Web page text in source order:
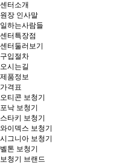
센터소개
원장 인사말
일하는사람들
센터특장점
센터둘러보기
구입절차
오시는길
제품정보
가격표
오티콘 보청기
포낙 보청기
스타키 보청기
와이덱스 보청기
시그니아 보청기
벨톤 보청기
보청기 브랜드